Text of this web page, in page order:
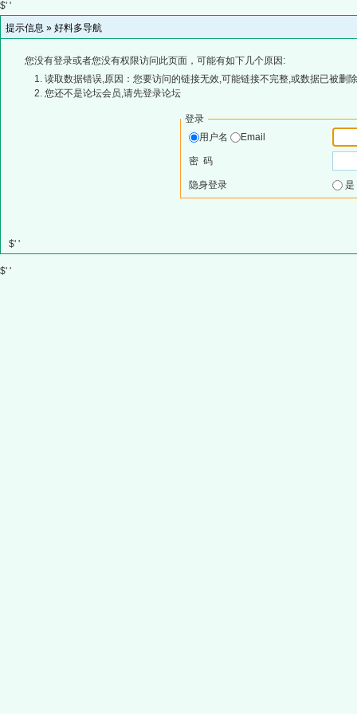
$' '
提示信息 » 好料多导航
您没有登录或者您没有权限访问此页面，可能有如下几个原因:
读取数据错误,原因：您要访问的链接无效,可能链接不完整,或数据已被删
您还不是论坛会员,请先登录论坛
登录
用户名
Email
密 码
隐身登录
$' '
$' '